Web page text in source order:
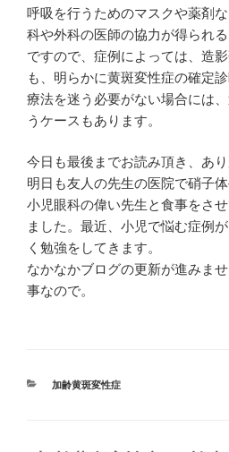
呼吸を行うためのマスクや薬剤
科や外科の医師の協力が得られる
ですので、症例によっては、造
も、明らかに黄斑変性症の確定
療法を迷う必要がない場合には
うケースもあります。
今日も最後までお読み頂き、あり
明日も友人の先生の医院で硝子
小児眼科の偉い先生と食事をさ
ました。最近、小児で悩む症例
く勉強をしてきます。
なかなかブログの更新が進みま
事なので。
カ
ー
加齢黄斑変性症